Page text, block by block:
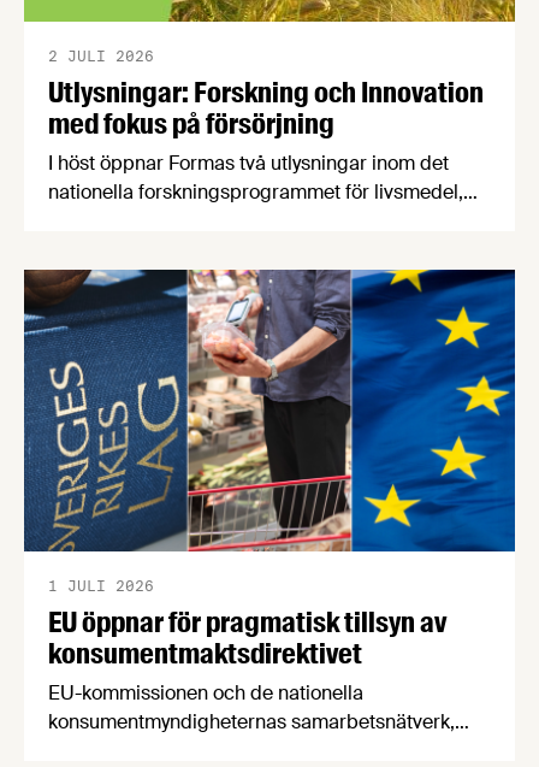
Utlysningar: Forskning och Innovation
med fokus på försörjning
2 JULI 2026
I höst öppnar Formas två utlysningar inom det
nationella forskningsprogrammet för livsmedel,
en motståndskraftig livsmedelsförsörjning", och
båda syftar till att bana väg för innovationer som
stärker Sveriges livsmedelsförsörjning.
EU öppnar för pragmatisk tillsyn av
konsumentmaktsdirektivet
1 JULI 2026
EU-kommissionen och de nationella
konsumentmyndigheternas samarbetsnätverk,